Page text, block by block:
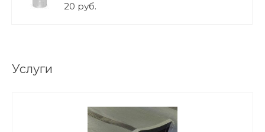
20 руб.
Услуги